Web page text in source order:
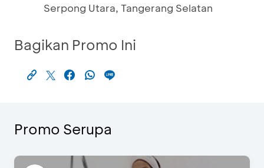
Serpong Utara, Tangerang Selatan
Bagikan Promo Ini
Promo Serupa